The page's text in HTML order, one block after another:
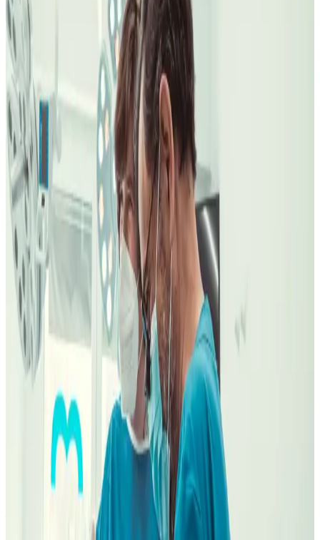
Nos cuentas qué quieres mejorar
Diagnóstico con criterio médico
Paso
Plan claro en la clínica que te encaje
81
años de clínica
clínicas Madrid
En claro desde La Latina
Desde La Latina, la decisión no es la
clínica más cercana: es salir con
plan, doctor y presupuesto
entendidos.
No tenemos clínica física en La Latina. Oca suele ser la ruta natural
por línea 5 hacia Oporto; Pardiñas puede encajar si tu rutina va hacia
Goya o Barrio de Salamanca. Primero aclaramos motivo, tratamiento
y revisiones para no hacerte cruzar Madrid sin criterio.
1. Ruta real:
Oca para seguimiento por Puerta de Toledo, Madrid
Río, Oporto o Carabanchel; Pardiñas si agenda, trabajo o estética lo
2. Doctor adecuado: Dr. Carlos Romero García para implantes,